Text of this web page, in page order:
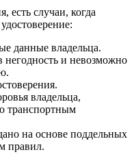
есть случаи, когда
данные владельца.
негодность и невозможно
владельца,
транспортным
на основе поддельных
правил.